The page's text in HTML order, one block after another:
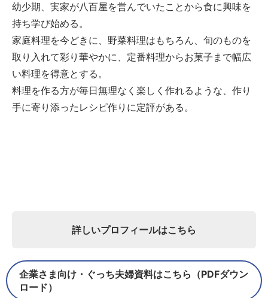
幼少期、実家が八百屋を営んでいたことから食に興味を
持ち学び始める。
家庭料理を今どきに、野菜料理はもちろん、旬のものを
取り入れて彩り華やかに、定番料理からお菓子まで幅広
い料理を得意とする。
料理を作る方が毎日無理なく楽しく作れるような、作り
手に寄り添ったレシピ作りに定評がある。
詳しいプロフィールはこちら
企業さま向け・ぐっち夫婦資料はこちら（PDFダウン
ロード）